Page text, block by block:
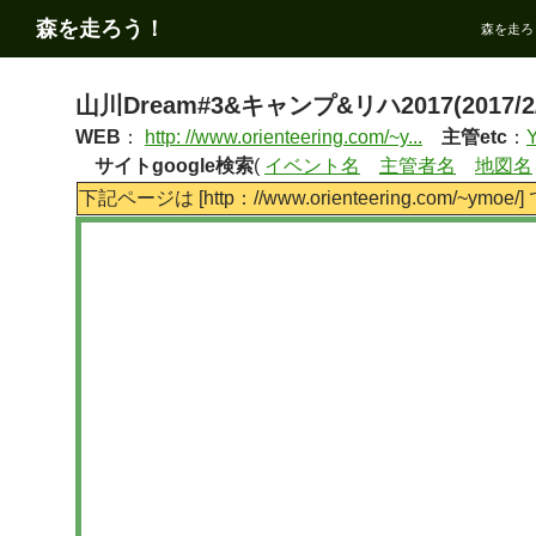
森を走ろう！ 森を走
山川Dream#3&キャンプ&リハ2017(2017/
WEB ： http: //www.orienteering.com/~y... 主管etc ：
サイトgoogle検索( イベント名 主管者名 地図名
下記ページは [http：//www.orienteering.com/~ymoe/]